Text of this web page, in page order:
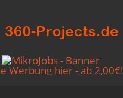
Werbung hier - ab 2,00€!